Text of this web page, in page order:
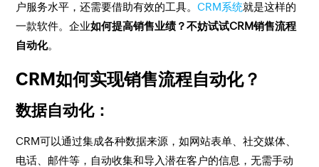
户服务水平，还需要借助有效的工具。CRM系统就是这样的
一款软件。企业如何提高销售业绩？不妨试试CRM销售流程
自动化。
CRM如何实现销售流程自动化？
数据自动化：
CRM可以通过集成各种数据来源，如网站表单、社交媒体、
电话、邮件等，自动收集和导入潜在客户的信息，无需手动